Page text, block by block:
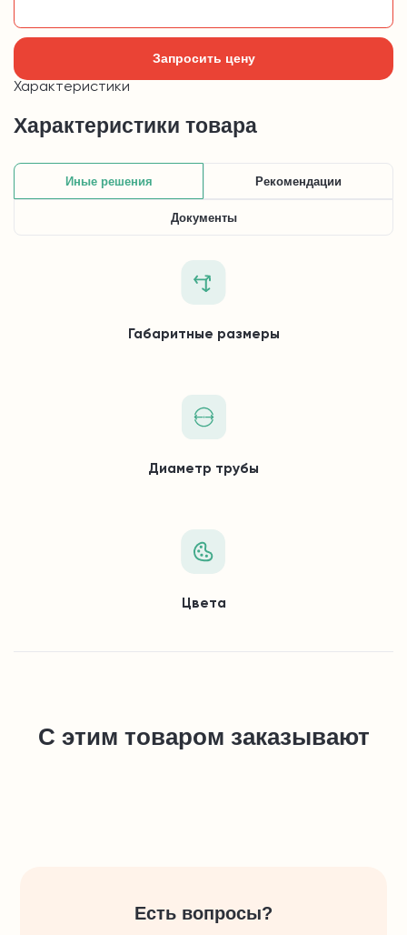
Запросить цену
Характеристики
Характеристики товара
Иные решения Рекомендации
Документы
Габаритные размеры
Диаметр трубы
Цвета
С этим товаром заказывают
Есть вопросы?